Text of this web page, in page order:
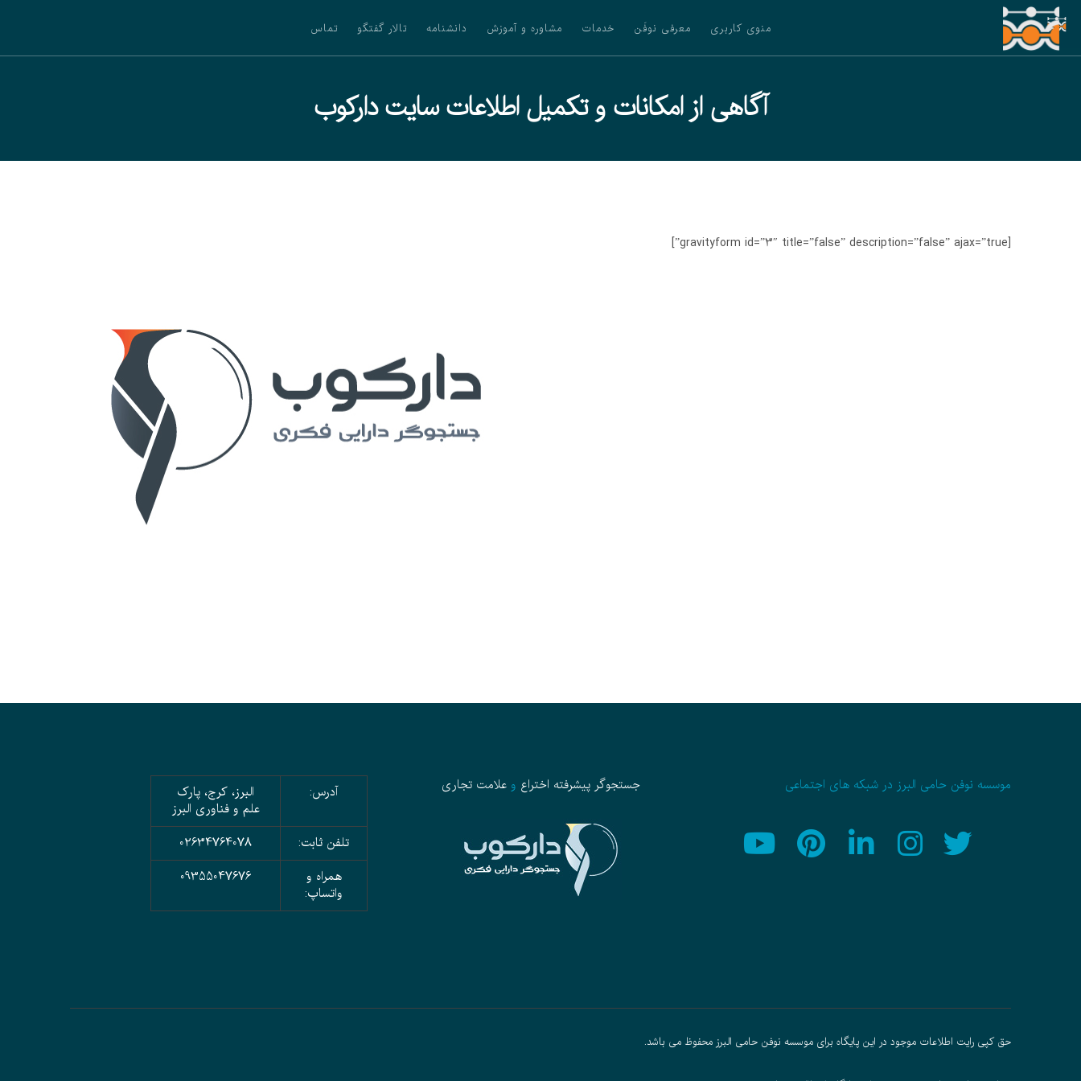
منوی کاربری معرفی نوفَن خدمات مشاوره و آموزش دانشنامه تالار گفتگو تماس
آگاهی از امکانات و تکمیل اطلاعات سایت دارکوب
[gravityform id=”3″ title=”false” description=”false” ajax=”true”]
موسسه نوفن حامی البرز در شبکه های اجتماعی جستجوگر پیشرفته اختراع وعلامت تجاری آدرس:
البرز، کرج، پارک
علم و فناوری البرز
تلفن ثابت:
02634764078
همراه و
واتساپ:
09355047676
حق کپی رایت اطلاعات موجود در این پایگاه برای موسسه نوفن حامی البرز محفوظ می باشد.